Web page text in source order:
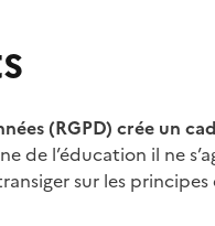
(RGPD) crée un
de l’éducation il ne
sur les principes